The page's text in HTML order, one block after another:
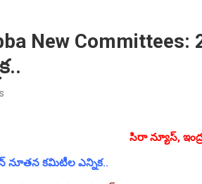
New
సిరా న్యూస్,
నూతన కమిటీల ఎన్నిక..